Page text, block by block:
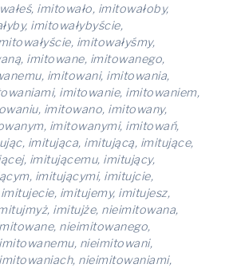
imitowało, imitowałoby,
imitowałybyście,
imitowałyśmy,
imitowane, imitowanego,
imitowani, imitowania,
imitowanie, imitowaniem,
imitowano, imitowany,
imitowanymi, imitowań,
imitująca, imitującą, imitujące,
imitującemu, imitujący,
imitującymi, imitujcie,
imitujemy, imitujesz,
imitujże, nieimitowana,
nieimitowanego,
nieimitowani,
nieimitowaniami,